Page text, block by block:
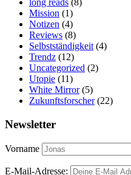
long reads (8)
Mission (1)
Notizen (4)
Reviews (8)
Selbstständigkeit (4)
Trendz (12)
Uncategorized (2)
Utopie (11)
White Mirror(5)
Zukunftsforscher(22)
Newsletter
Vorname
E-Mail-Adresse: